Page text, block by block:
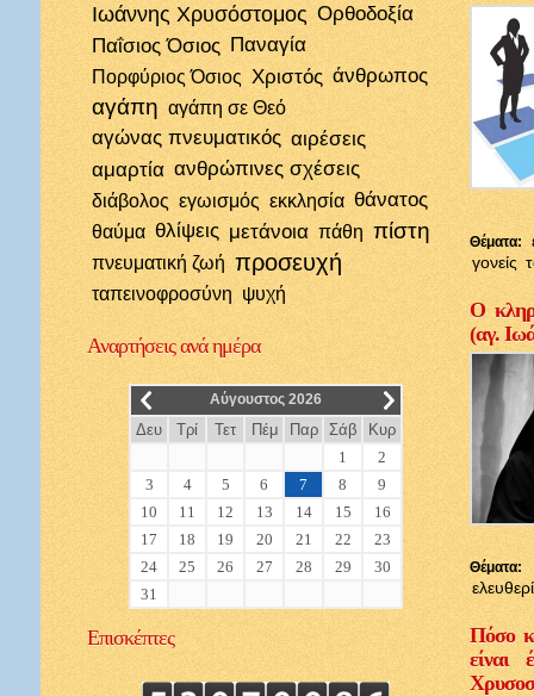
Ιωάννης Χρυσόστομος Ορθοδοξία
Παΐσιος Όσιος Παναγία
Πορφύριος Όσιος Χριστός άνθρωπος
αγάπη αγάπη σε Θεό
αγώνας πνευματικός αιρέσεις
αμαρτία ανθρώπινες σχέσεις
διάβολος εγωισμός εκκλησία θάνατος
θαύμα θλίψεις μετάνοια πάθη πίστη
πνευματική ζωή προσευχή
ταπεινοφροσύνη ψυχή
Αναρτήσειςανά ημέρα
__ Αύγουστος 2026 __
Δευ Τρί Τετ Πέμ Παρ Σάβ
Κυρ
1
2
3
4 5 6 7 8
9
10
11 12 13 14 15
16
17
18 19 20 21 22
23
24
25 26 27 28 29
30
31
Επισκέπτες
Θέματα:
γονείς
Ο
(αγ.
Θέματα:
Πόσο
είναι